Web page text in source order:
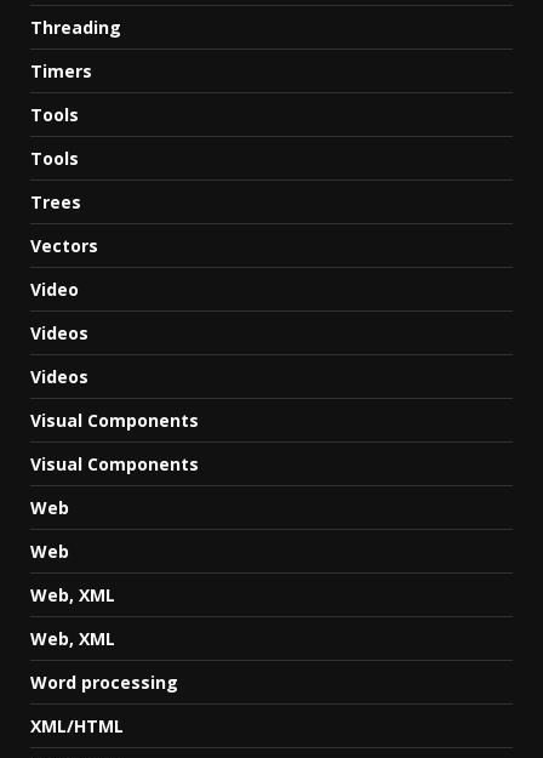
Threading
Timers
Tools
Tools
Trees
Vectors
Video
Videos
Videos
Visual Components
Visual Components
Web
Web
Web, XML
Web, XML
Word processing
XML/HTML